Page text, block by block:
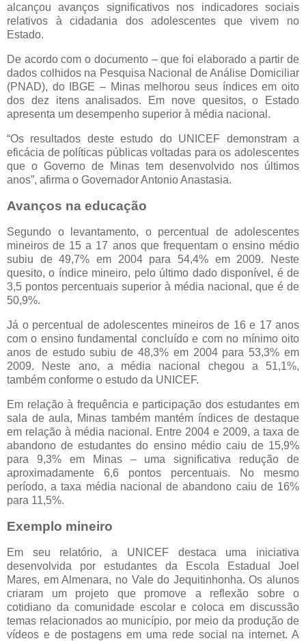
alcançou avanços significativos nos indicadores sociais
relativos à cidadania dos adolescentes que vivem no
Estado.
De acordo com o documento – que foi elaborado a partir de
dados colhidos na Pesquisa Nacional de Análise Domiciliar
(PNAD), do IBGE – Minas melhorou seus índices em oito
dos dez itens analisados. Em nove quesitos, o Estado
apresenta um desempenho superior à média nacional.
“Os resultados deste estudo do UNICEF demonstram a
eficácia de políticas públicas voltadas para os adolescentes
que o Governo de Minas tem desenvolvido nos últimos
anos”, afirma o Governador Antonio Anastasia.
Avanços na educação
Segundo o levantamento, o percentual de adolescentes
mineiros de 15 a 17 anos que frequentam o ensino médio
subiu de 49,7% em 2004 para 54,4% em 2009. Neste
quesito, o índice mineiro, pelo último dado disponível, é de
3,5 pontos percentuais superior à média nacional, que é de
50,9%.
Já o percentual de adolescentes mineiros de 16 e 17 anos
com o ensino fundamental concluído e com no mínimo oito
anos de estudo subiu de 48,3% em 2004 para 53,3% em
2009. Neste ano, a média nacional chegou a 51,1%,
também conforme o estudo da UNICEF.
Em relação à frequência e participação dos estudantes em
sala de aula, Minas também mantém índices de destaque
em relação à média nacional. Entre 2004 e 2009, a taxa de
abandono de estudantes do ensino médio caiu de 15,9%
para 9,3% em Minas – uma significativa redução de
aproximadamente 6,6 pontos percentuais. No mesmo
período, a taxa média nacional de abandono caiu de 16%
para 11,5%.
Exemplo mineiro
Em seu relatório, a UNICEF destaca uma iniciativa
desenvolvida por estudantes da Escola Estadual Joel
Mares, em Almenara, no Vale do Jequitinhonha. Os alunos
criaram um projeto que promove a reflexão sobre o
cotidiano da comunidade escolar e coloca em discussão
temas relacionados ao município, por meio da produção de
vídeos e de postagens em uma rede social na internet. A